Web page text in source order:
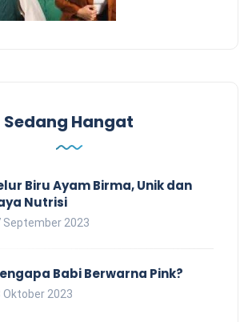
Sedang Hangat
Biru Ayam Birma, Unik dan
Nutrisi
September 2023
Babi Berwarna Pink?
Oktober 2023